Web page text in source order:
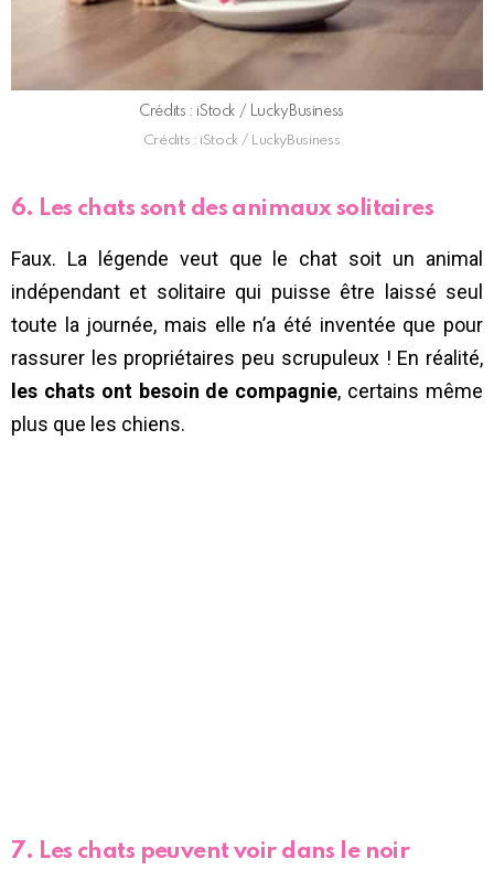
Crédits : iStock / LuckyBusiness
Crédits : iStock / LuckyBusiness
6. Les chats sont des animaux solitaires
Faux. La légende veut que le chat soit un animal
indépendant et solitaire qui puisse être laissé seul
toute la journée, mais elle n’a été inventée que pour
rassurer les propriétaires peu scrupuleux ! En réalité,
les chats ont besoin de compagnie, certains même
plus que les chiens.
7. Les chats peuvent voir dans le noir